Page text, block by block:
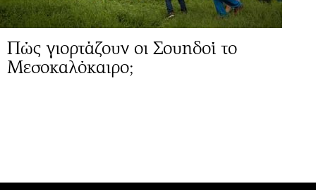
Πώς γιορτάζουν οι Σουηδοί το
Μεσοκαλόκαιρο;